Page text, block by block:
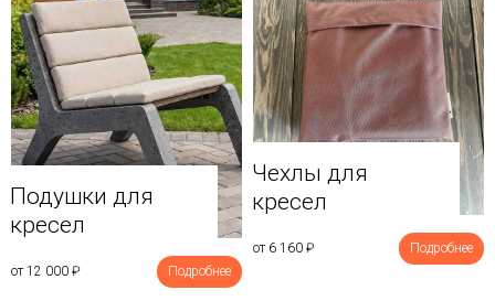
Подушки для
кресел
от 12 000 ₽ Подробнее
Чехлы для
кресел
от 6 160 ₽ Подробнее